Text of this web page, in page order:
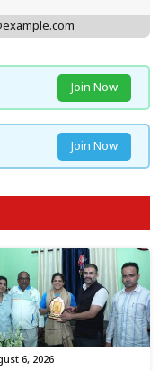
Join Now
Join Now
6, 2026